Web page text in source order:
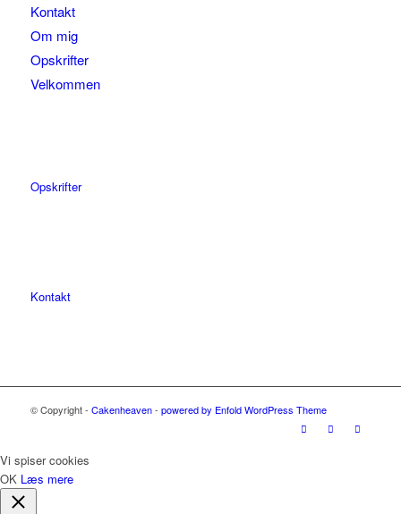
Kontakt
Om mig
Opskrifter
Velkommen
Opskrifter
Kontakt
© Copyright - Cakenheaven- powered by Enfold WordPress Theme
Vi spiser cookies
OK Læs mere